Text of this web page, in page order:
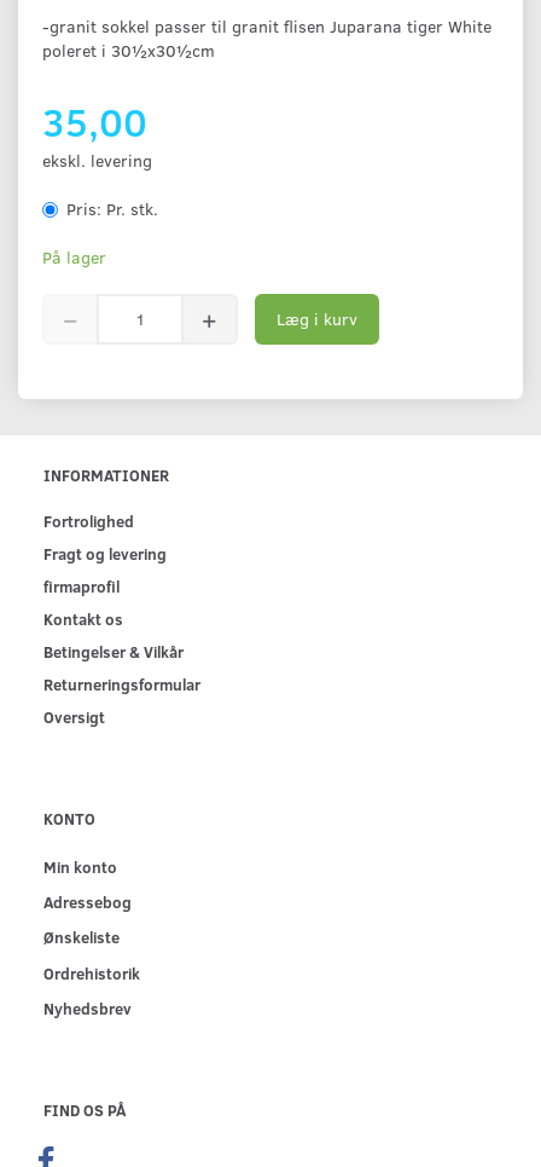
-granit sokkel passer til granit flisen Juparana tiger White
poleret i 30½x30½cm
35,00
ekskl. levering
Pris: Pr. stk.
På lager
Læg i kurv
INFORMATIONER
Fortrolighed
Fragt og levering
firmaprofil
Kontakt os
Betingelser & Vilkår
Returneringsformular
Oversigt
KONTO
Min konto
Adressebog
Ønskeliste
Ordrehistorik
Nyhedsbrev
FIND OS PÅ